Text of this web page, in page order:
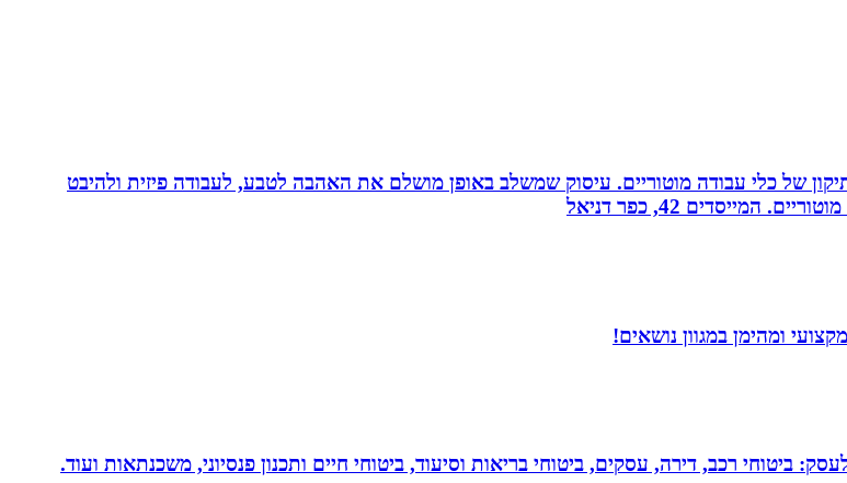
של כלי עבודה מוטוריים. עיסוק שמשלב באופן מושלם את האהבה לטבע, לעבודה פיזית ולהיבט
42, כפר דניאל
ומהימן במגוון נושאים!
ביטוחי רכב, דירה, עסקים, ביטוחי בריאות וסיעוד, ביטוחי חיים ותכנון פנסיוני, משכנתאות ועוד.